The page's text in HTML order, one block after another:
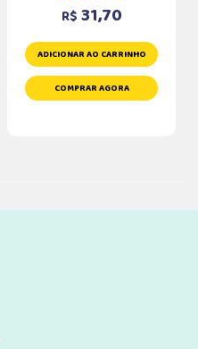
R$ 31,70
ADICIONAR AO CARRINHO
COMPRAR AGORA